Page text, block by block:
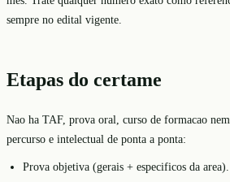
sempre no edital vigente.
Etapas do certame
Nao ha TAF, prova oral, curso de formacao
percurso e intelectual de ponta a ponta:
Prova objetiva (gerais + especificos da area).